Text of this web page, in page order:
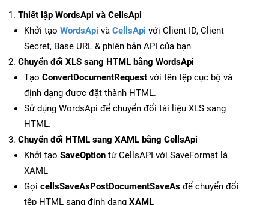
Thiết lập WordsApi và CellsApi
Khởi tạo WordsApi và CellsApi với Client ID, Client
Secret, Base URL & phiên bản API của bạn
Chuyển đổi XLS sang HTML bằng WordsApi
Tạo ConvertDocumentRequest với tên tệp cục bộ và
định dạng được đặt thành HTML.
Sử dụng WordsApi để chuyển đổi tài liệu XLS sang
HTML.
Chuyển đổi HTML sang XAML bằng CellsApi
Khởi tạo SaveOption từ CellsAPI với SaveFormat là
XAML
Gọi cellsSaveAsPostDocumentSaveAs để chuyển đổi
tệp HTML sang định dạng XAML